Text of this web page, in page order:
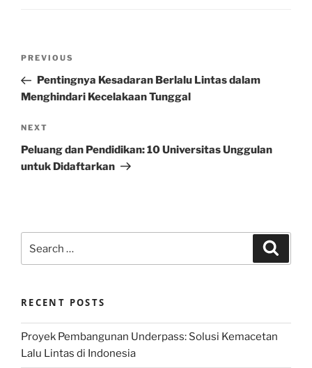
Previous
Post
PREVIOUS
Pentingnya Kesadaran Berlalu Lintas dalam
Menghindari Kecelakaan Tunggal
Next
Post
NEXT
Peluang dan Pendidikan: 10 Universitas Unggulan
untuk Didaftarkan
for:
RECENT POSTS
Proyek Pembangunan Underpass: Solusi Kemacetan
Lalu Lintas di Indonesia